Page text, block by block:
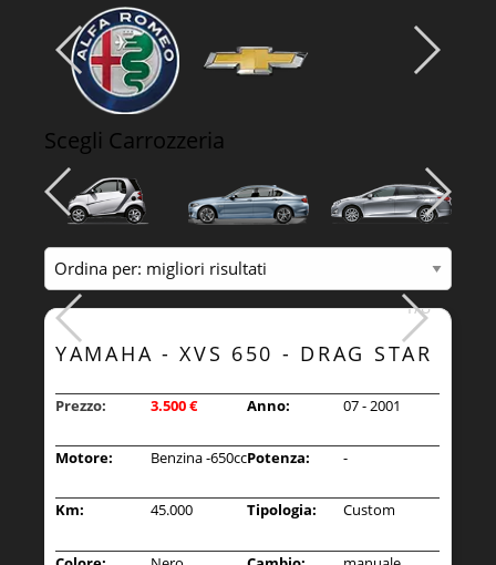
Scegli Carrozzeria
1/8
YAMAHA - XVS 650 - DRAG STAR
Prezzo: 3.500€ Anno: 07 - 2001
Motore: Benzina -650ccPotenza: -
Km: 45.000 Tipologia: Custom